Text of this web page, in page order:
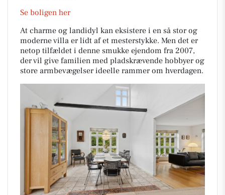
Se boligen her
At charme og landidyl kan eksistere i en så stor og
moderne villa er lidt af et mesterstykke. Men det er
netop tilfældet i denne smukke ejendom fra 2007,
der vil give familien med pladskrævende hobbyer og
store armbevægelser ideelle rammer om hverdagen.